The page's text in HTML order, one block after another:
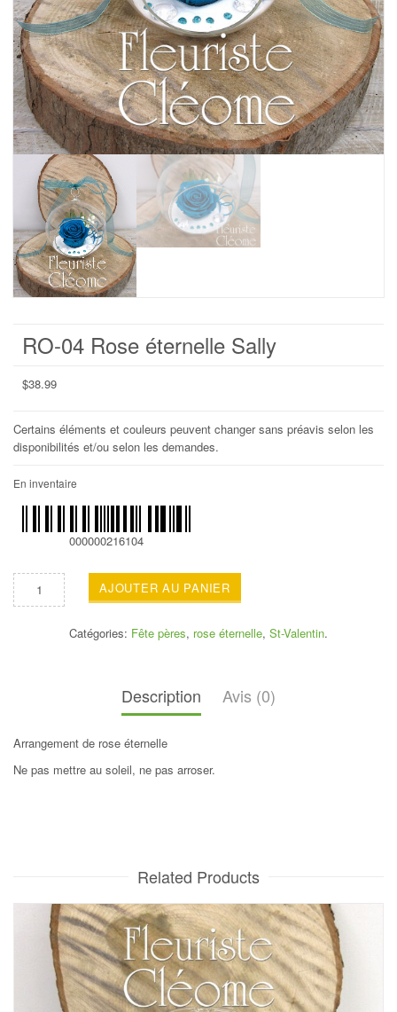
RO-04 Rose éternelle Sally
$38.99
Certains éléments et couleurs peuvent changer sans préavis selon les
disponibilités et/ou selon les demandes.
En inventaire
000000216104
AJOUTER AU PANIER
Catégories: Fête pères, rose éternelle, St-Valentin.
Description Avis (0)
Arrangement de rose éternelle
Ne pas mettre au soleil, ne pas arroser.
Related Products